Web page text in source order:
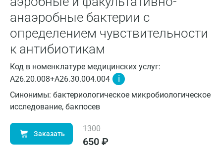
анаэробные бактерии с
определением чувствительности
к антибиотикам
Код в номенклатуре медицинских услуг:
A26.20.008+A26.30.004.004
i
Синонимы: бактериологическое микробиологическое
исследование, бакпосев
Заказать
1300
650 ₽